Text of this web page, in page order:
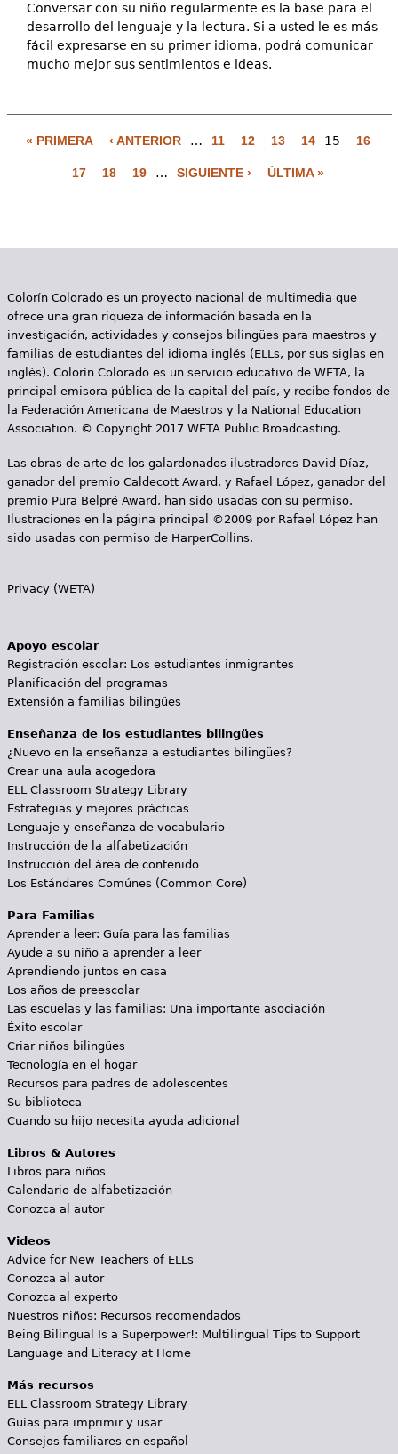
Conversar con su niño regularmente es la base para el
desarrollo del lenguaje y la lectura. Si a usted le es más
fácil expresarse en su primer idioma, podrá comunicar
mucho mejor sus sentimientos e ideas.
i
a
s
« PRIMERA ‹ ANTERIOR … 11 12 13 14 15 16
17 18 19 … SIGUIENTE › ÚLTIMA »
Colorín Colorado es un proyecto nacional de multimedia que
ofrece una gran riqueza de información basada en la
investigación, actividades y consejos bilingües para maestros y
familias de estudiantes del idioma inglés (ELLs, por sus siglas en
inglés). Colorín Colorado es un servicio educativo de WETA, la
principal emisora pública de la capital del país, y recibe fondos de
la Federación Americana de Maestros y la National Education
Association. © Copyright 2017 WETA Public Broadcasting.
Las obras de arte de los galardonados ilustradores David Díaz,
ganador del premio Caldecott Award, y Rafael López, ganador del
premio Pura Belpré Award, han sido usadas con su permiso.
Ilustraciones en la página principal ©2009 por Rafael López han
sido usadas con permiso de HarperCollins.
Privacy (WETA)
Apoyo escolar
Registración escolar: Los estudiantes inmigrantes
Planificación del programas
Extensión a familias bilingües
Enseñanza de los estudiantes bilingües
¿Nuevo en la enseñanza a estudiantes bilingües?
Crear una aula acogedora
ELL Classroom Strategy Library
Estrategias y mejores prácticas
Lenguaje y enseñanza de vocabulario
Instrucción de la alfabetización
Instrucción del área de contenido
Los Estándares Comúnes (Common Core)
Para Familias
Aprender a leer: Guía para las familias
Ayude a su niño a aprender a leer
Aprendiendo juntos en casa
Los años de preescolar
Las escuelas y las familias: Una importante asociación
Éxito escolar
Criar niños bilingües
Tecnología en el hogar
Recursos para padres de adolescentes
Su biblioteca
Cuando su hijo necesita ayuda adicional
Libros & Autores
Libros para niños
Calendario de alfabetización
Conozca al autor
Videos
Advice for New Teachers of ELLs
Conozca al autor
Conozca al experto
Nuestros niños: Recursos recomendados
Being Bilingual Is a Superpower!: Multilingual Tips to Support
Language and Literacy at Home
Más recursos
ELL Classroom Strategy Library
Guías para imprimir y usar
Consejos familiares en español